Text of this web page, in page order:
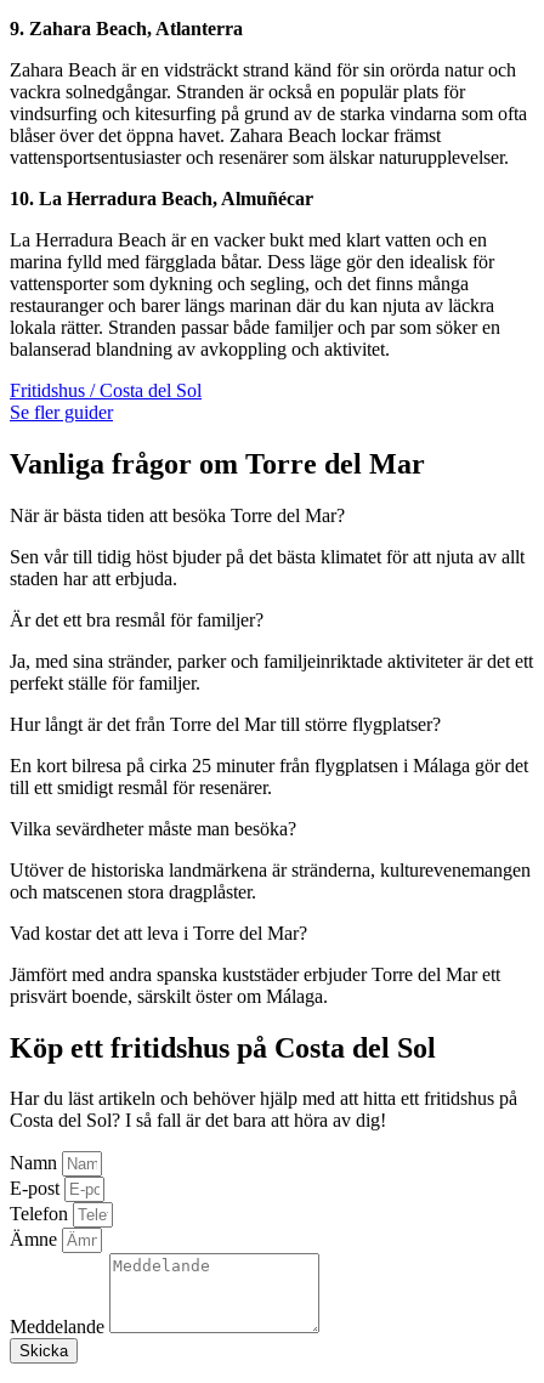
9. Zahara Beach, Atlanterra
Zahara Beach är en vidsträckt strand känd för sin orörda natur och
vackra solnedgångar. Stranden är också en populär plats för
vindsurfing och kitesurfing på grund av de starka vindarna som ofta
blåser över det öppna havet. Zahara Beach lockar främst
vattensportsentusiaster och resenärer som älskar naturupplevelser.
10. La Herradura Beach, Almuñécar
La Herradura Beach är en vacker bukt med klart vatten och en
marina fylld med färgglada båtar. Dess läge gör den idealisk för
vattensporter som dykning och segling, och det finns många
restauranger och barer längs marinan där du kan njuta av läckra
lokala rätter. Stranden passar både familjer och par som söker en
balanserad blandning av avkoppling och aktivitet.
Fritidshus / Costa del Sol
Se fler guider
Vanliga frågor om Torre del Mar
När är bästa tiden att besöka Torre del Mar?
Sen vår till tidig höst bjuder på det bästa klimatet för att njuta av allt
staden har att erbjuda.
Är det ett bra resmål för familjer?
Ja, med sina stränder, parker och familjeinriktade aktiviteter är det ett
perfekt ställe för familjer.
Hur långt är det från Torre del Mar till större flygplatser?
En kort bilresa på cirka 25 minuter från flygplatsen i Málaga gör det
till ett smidigt resmål för resenärer.
Vilka sevärdheter måste man besöka?
Utöver de historiska landmärkena är stränderna, kulturevenemangen
och matscenen stora dragplåster.
Vad kostar det att leva i Torre del Mar?
Jämfört med andra spanska kuststäder erbjuder Torre del Mar ett
prisvärt boende, särskilt öster om Málaga.
Köp ett fritidshus på Costa del Sol
Har du läst artikeln och behöver hjälp med att hitta ett fritidshus på
Costa del Sol? I så fall är det bara att höra av dig!
Namn
E-post
Telefon
Ämne
Meddelande
Skicka